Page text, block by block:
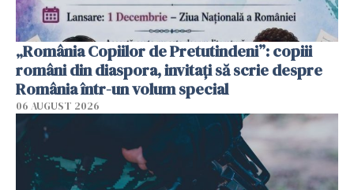
„România Copiilor de Pretutindeni”: copiii
români din diaspora, invitați să scrie despre
România într-un volum special
06 AUGUST 2026